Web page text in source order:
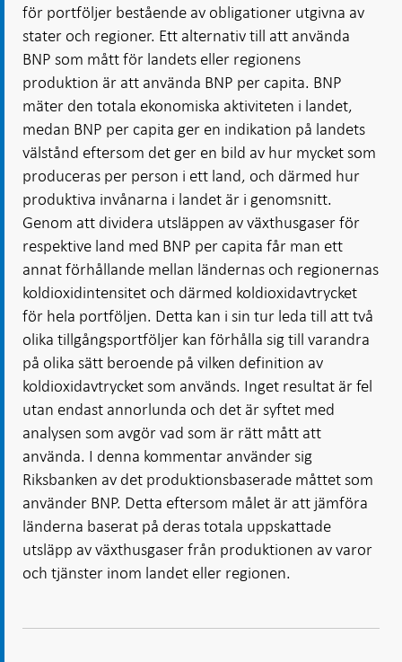
för portföljer bestående av obligationer utgivna av
stater och regioner. Ett alternativ till att använda
BNP som mått för landets eller regionens
produktion är att använda BNP per capita. BNP
mäter den totala ekonomiska aktiviteten i landet,
medan BNP per capita ger en indikation på landets
välstånd eftersom det ger en bild av hur mycket som
produceras per person i ett land, och därmed hur
produktiva invånarna i landet är i genomsnitt.
Genom att dividera utsläppen av växthusgaser för
respektive land med BNP per capita får man ett
annat förhållande mellan ländernas och regionernas
koldioxidintensitet och därmed koldioxidavtrycket
för hela portföljen. Detta kan i sin tur leda till att två
olika tillgångsportföljer kan förhålla sig till varandra
på olika sätt beroende på vilken definition av
koldioxidavtrycket som används. Inget resultat är fel
utan endast annorlunda och det är syftet med
analysen som avgör vad som är rätt mått att
använda. I denna kommentar använder sig
Riksbanken av det produktionsbaserade måttet som
använder BNP. Detta eftersom målet är att jämföra
länderna baserat på deras totala uppskattade
utsläpp av växthusgaser från produktionen av varor
och tjänster inom landet eller regionen.